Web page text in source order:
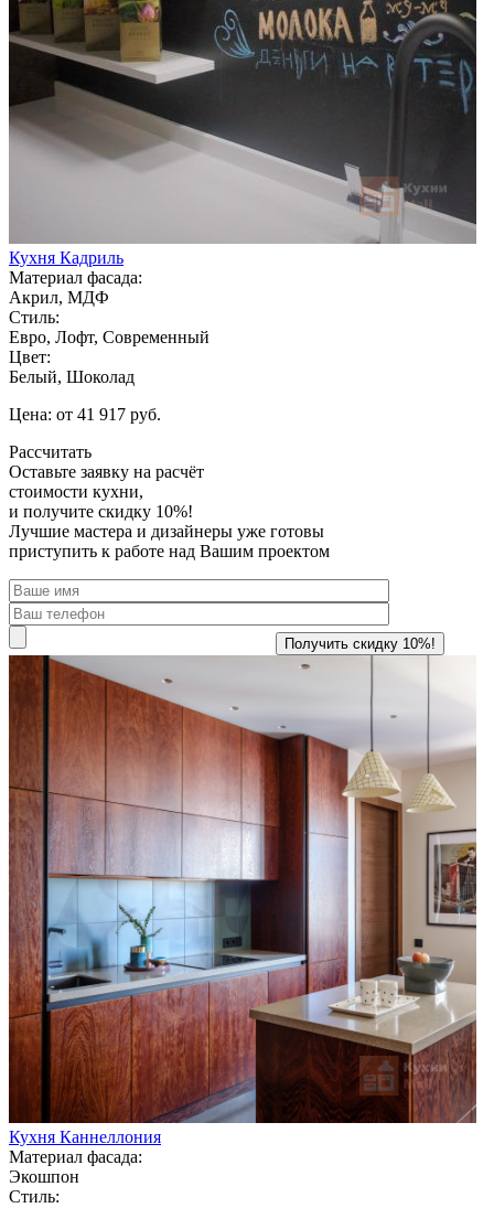
Кухня Кадриль
Материал фасада:
Акрил, МДФ
Стиль:
Евро, Лофт, Современный
Цвет:
Белый, Шоколад
Цена: от 41 917 руб.
Рассчитать
Оставьте заявку на расчёт
стоимости кухни,
и получите скидку 10%!
Лучшие мастера и дизайнеры уже готовы
приступить к работе над Вашим проектом
Кухня Каннеллония
Материал фасада:
Экошпон
Стиль: